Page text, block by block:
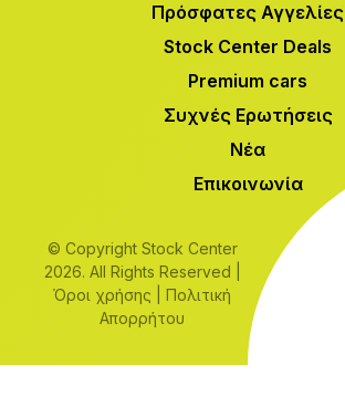
Πρόσφατες Αγγελίες
Stock Center Deals
Premium cars
Συχνές Ερωτήσεις
Νέα
Επικοινωνία
© Copyright Stock Center
2026. All Rights Reserved |
Όροι χρήσης
Πολιτική
Απορρήτου